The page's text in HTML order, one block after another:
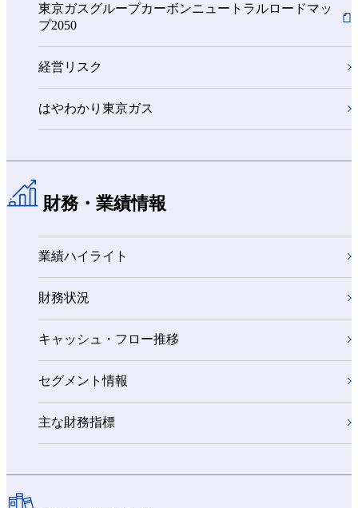
東京ガスグループカーボンニュートラルロードマッ
プ2050
経営リスク
はやわかり東京ガス
財務・業績情報
業績ハイライト
財務状況
キャッシュ・フロー推移
セグメント情報
主な財務指標